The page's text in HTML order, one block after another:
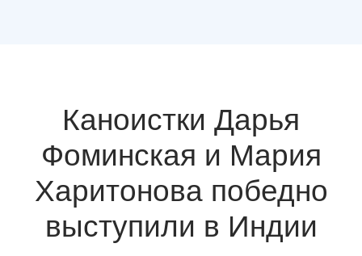
Каноистки Дарья
Фоминская и Мария
Харитонова победно
выступили в Индии